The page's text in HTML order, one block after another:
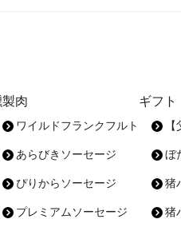
肉
ワイルドフランクフルト
あらびきソーセージ
ぴりからソーセージ
プレミアムソーセージ
ギフト
ぼ
猪
猪